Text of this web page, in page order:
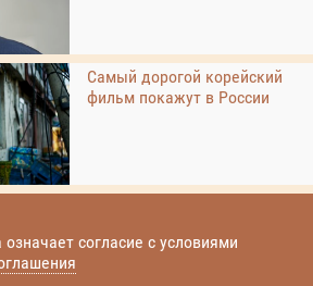
Самый дорогой корейский
фильм покажут в России
согласие с условиями